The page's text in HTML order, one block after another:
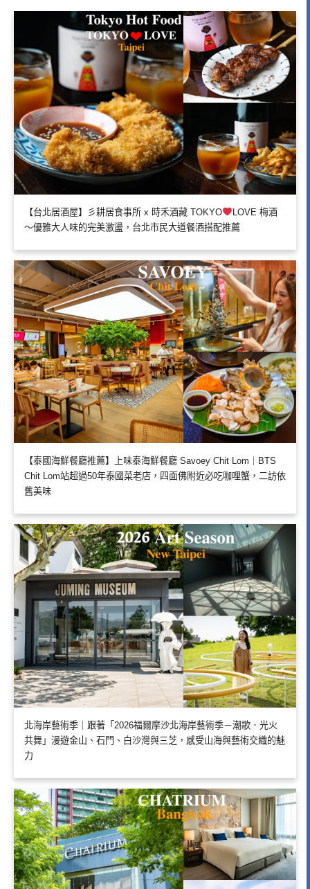
【台北居酒屋】彡耕居食事所 x 時禾酒藏 TOKYO
LOVE 梅酒
～優雅大人味的完美激盪，台北市民大道餐酒搭配推薦
【泰國海鮮餐廳推薦】上味泰海鮮餐廳 Savoey Chit Lom｜BTS
Chit Lom站超過50年泰國菜老店，四面佛附近必吃咖哩蟹，二訪依
舊美味
北海岸藝術季｜跟著「2026福爾摩沙北海岸藝術季－潮歌．光火
共舞」漫遊金山、石門、白沙灣與三芝，感受山海與藝術交織的魅
力